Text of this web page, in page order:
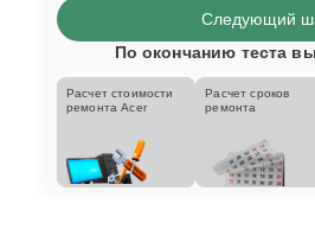
Следующий
По окончанию теста
Расчет стоимости
ремонта Acer
Расчет сроков
ремонта